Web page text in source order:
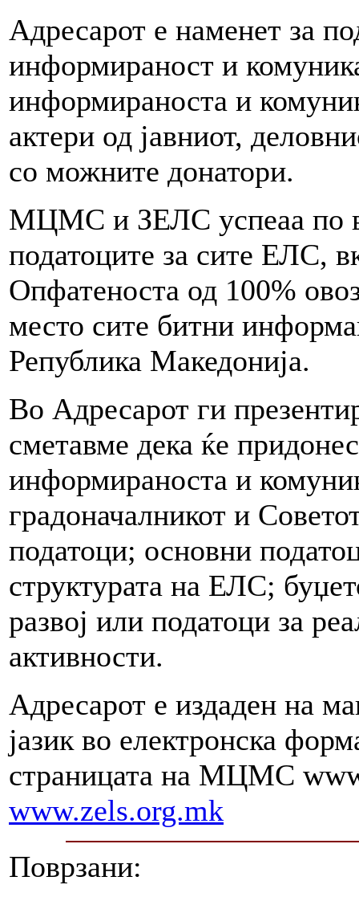
Адресарот е наменет за
информираност и
информираноста и
актери од јавниот,
со можните донатори.
МЦМС и ЗЕЛС успеаа по
податоците за сите ЕЛС,
Опфатеноста од 100%
место сите битни
Република Македонија.
Во Адресарот ги
сметавме дека ќе
информираноста и
градоначалникот и
податоци; основни
структурата на ЕЛС;
развој или податоци за
активности.
Адресарот е издаден на
јазик во електронска
страницата на МЦМС
www.zels.org.mk
Поврзани: